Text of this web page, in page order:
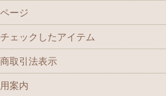
ージ
ェックしたアイテム
取引法表示
案内